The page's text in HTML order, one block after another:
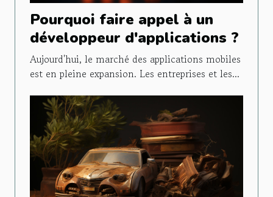
Pourquoi faire appel à un
développeur d'applications ?
Aujourd'hui, le marché des applications mobiles
est en pleine expansion. Les entreprises et les...